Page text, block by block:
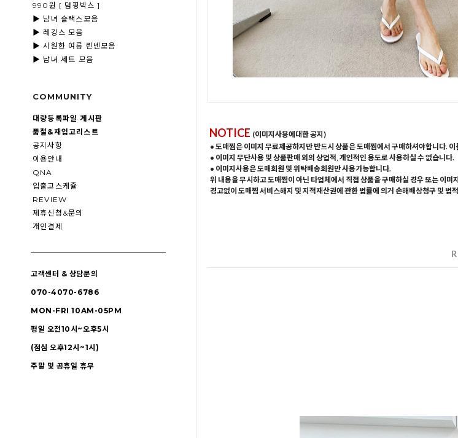
990원 [ 덤핑박스 ]
▶ 남녀 슬랙스모음
▶ 레깅스 모음
▶ 시원한 여름 린넨모음
▶ 남녀 세트 모음
COMMUNITY
대량등록파일 게시판
품절&재입고리스트
공지사항
이용안내
QNA
입출고스케쥴
REVIEW
제휴신청&문의
개인결제
고객센터 & 상담문의
070-4070-6786
MON-FRI 10AM-05PM
평일 오전10시~오후5시
(점심 오후12시~1시)
주말 및 공휴일 휴무
NOTICE (이미지사용에대한 공지)
• 도매찜은 이미지 무료제공하지만 반드시 상품은 도매찜에서 구매하셔야합니다.
• 이미지 무단사용 및 상품판매 외의 상업적, 개인적인 용도로 사용하실 수 없습니다.
• 이미지사용은 도매회원 및 위탁배송회원만 사용가능합니다.
위 내용을 무시하고 도매찜이 아닌 타업체에서 직접 상품을 구매하실 경우 또는 이미
경고없이 도매찜 서비스해지 및 지적재산권에 관한 법률에 의거 손해배상청구 및 법